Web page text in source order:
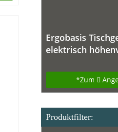
Ergobasis
elektrisch
*Zum
Produktfilter: